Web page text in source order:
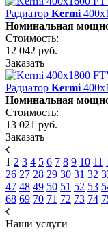
Радиатор Kermi
Номинальная
Стоимость:
12 042 руб.
Заказать
Радиатор Kermi
Номинальная
Стоимость:
13 021 руб.
Заказать
1 2 3 4 5 6 7 8 9 10 11
26 27 28 29 30 31 32
47 48 49 50 51 52 53
68 69 70 71 72 73 74
Наши услуги